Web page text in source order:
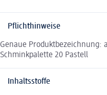
Pflichthinweise
Genaue Produktbezeichnung:
Schminkpalette 20 Pastell
Inhaltsstoffe